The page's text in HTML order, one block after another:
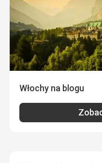
Włochy na blogu